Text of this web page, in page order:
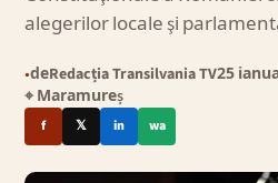
alegerilor locale şi
●deRedacția Transilvania TV25
⌖ Maramureș
f 𝕏 in wa